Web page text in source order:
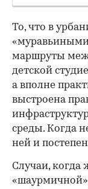
То, что в
маршруты
детской
а вполне
выстроена
среды. Когда
ней и
Случаи, когда
«шаурмичной»